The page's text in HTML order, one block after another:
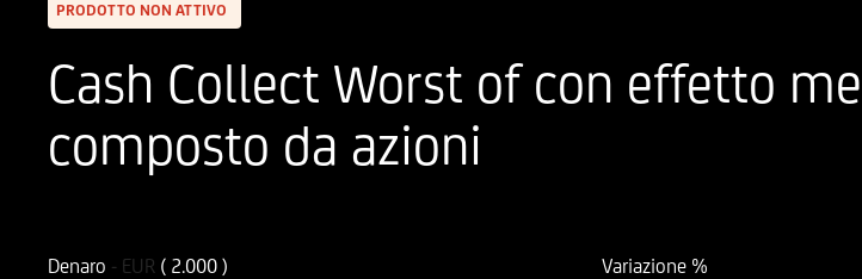
PRODOTTO NON ATTIVO
Cash Collect Worst of con effetto
composto da azioni
Denaro - EUR ( 2.000 )
Variazione %